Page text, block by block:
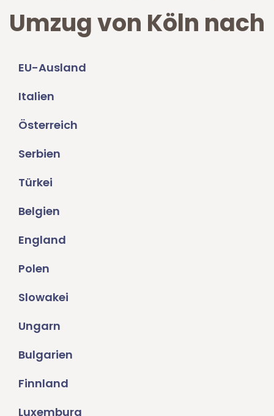
Umzug von Köln nach
EU-Ausland
Italien
Österreich
Serbien
Türkei
Belgien
England
Polen
Slowakei
Ungarn
Bulgarien
Finnland
Luxemburg